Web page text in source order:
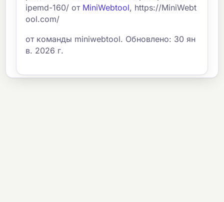
ipemd-160/ от MiniWebtool, https://MiniWebt
ool.com/
от команды miniwebtool. Обновлено: 30 ян
в. 2026 г.